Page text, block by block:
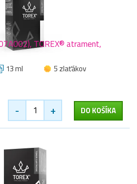
TOREX® atrament,
13 ml
5 zlaťákov
- + DO KOŠÍKA